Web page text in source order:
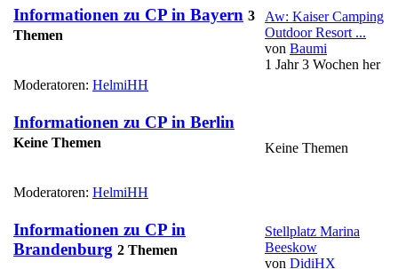
Informationen zu CP in Bayern 3
Themen
Moderatoren: HelmiHH
Aw: Kaiser Camping
Outdoor Resort ...
von Baumi
1 Jahr 3 Wochen her
Informationen zu CP in Berlin
Keine Themen
Moderatoren: HelmiHH
Keine Themen
Informationen zu CP in
Brandenburg 2 Themen
Stellplatz Marina
Beeskow
von DidiHX